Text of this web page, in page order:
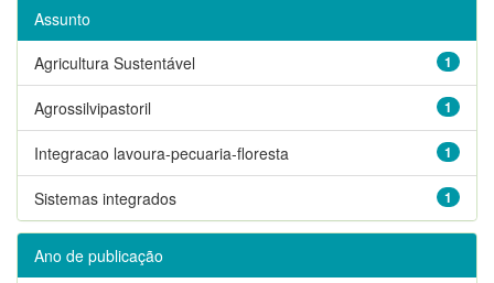
Assunto
1
Agricultura Sustentável
1
Agrossilvipastoril
1
Integracao lavoura-pecuaria-floresta
1
Sistemas integrados
Ano de publicação